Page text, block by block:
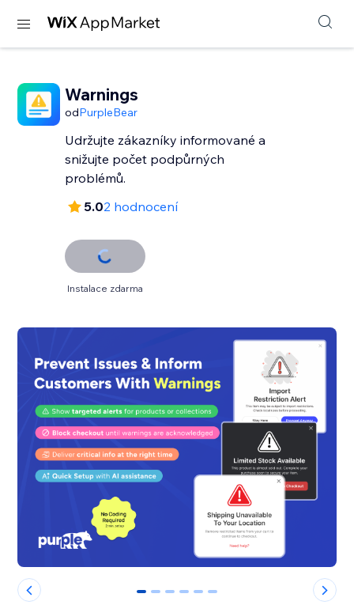
Warnings
odPurpleBear
Udržujte zákazníky informované a
snižujte počet podpůrných
problémů.
5.02 hodnocení
Instalace zdarma
0 1 2 3 4 5